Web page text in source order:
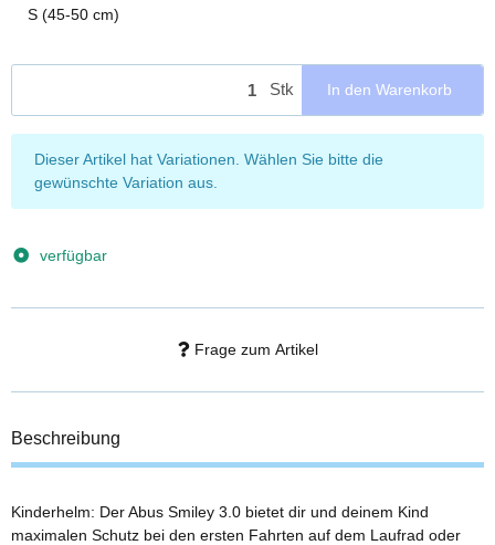
S (45-50 cm)
Stk In den Warenkorb
x
Dieser Artikel hat Variationen. Wählen Sie bitte die
gewünschte Variation aus.
verfügbar
Frage zum Artikel
Beschreibung
Kinderhelm: Der Abus Smiley 3.0 bietet dir und deinem Kind
maximalen Schutz bei den ersten Fahrten auf dem Laufrad oder